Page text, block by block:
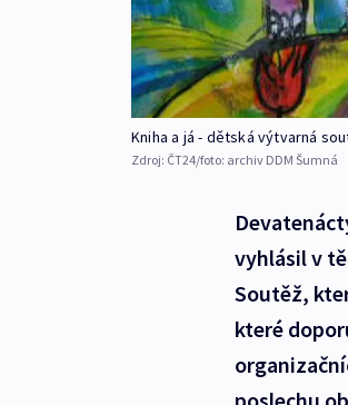
Kniha a já - dětská výtvarná
Zdroj: ČT24/foto: archiv DDM Šumná
vyhlásil v
Soutěž,
které